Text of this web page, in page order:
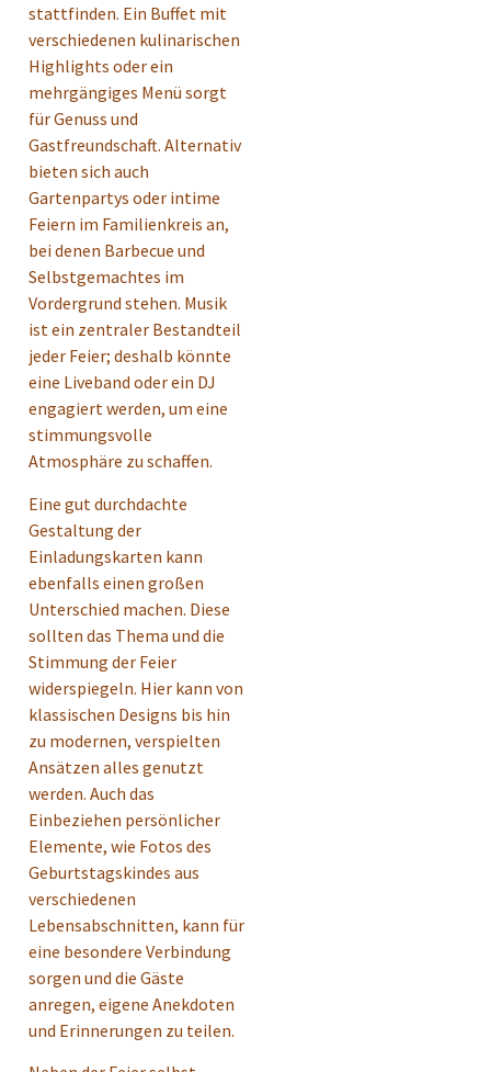
stattfinden. Ein Buffet mit
verschiedenen kulinarischen
Highlights oder ein
mehrgängiges Menü sorgt
für Genuss und
Gastfreundschaft. Alternativ
bieten sich auch
Gartenpartys oder intime
Feiern im Familienkreis an,
bei denen Barbecue und
Selbstgemachtes im
Vordergrund stehen. Musik
ist ein zentraler Bestandteil
jeder Feier; deshalb könnte
eine Liveband oder ein DJ
engagiert werden, um eine
stimmungsvolle
Atmosphäre zu schaffen.
Eine gut durchdachte
Gestaltung der
Einladungskarten kann
ebenfalls einen großen
Unterschied machen. Diese
sollten das Thema und die
Stimmung der Feier
widerspiegeln. Hier kann von
klassischen Designs bis hin
zu modernen, verspielten
Ansätzen alles genutzt
werden. Auch das
Einbeziehen persönlicher
Elemente, wie Fotos des
Geburtstagskindes aus
verschiedenen
Lebensabschnitten, kann für
eine besondere Verbindung
sorgen und die Gäste
anregen, eigene Anekdoten
und Erinnerungen zu teilen.